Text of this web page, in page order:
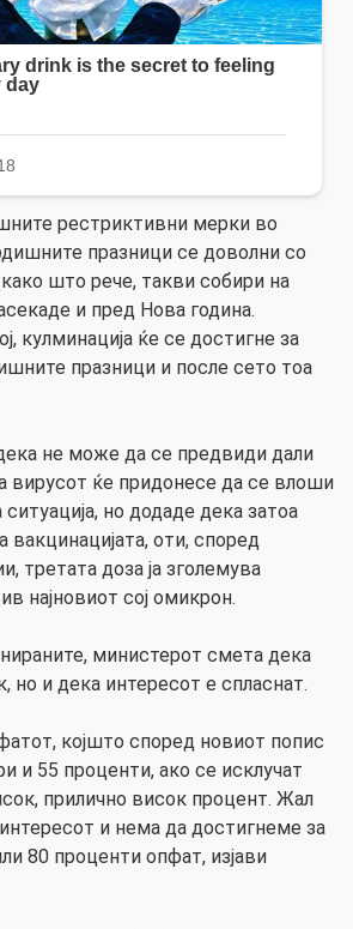
рестриктивни мерки во
празници се доволни со
што рече, такви собири на
и пред Нова година.
кулминација ќе се достигне за
празници и после сето тоа
не може да се предвиди дали
вирусот ќе придонесе да се влоши
но додаде дека затоа
вакцинацијата, оти, според
третата доза ја зголемува
најновиот сој омикрон.
министерот смета дека
но и дека интересот е спласнат.
којшто според новиот попис
и 55 проценти, ако се исклучат
прилично висок процент. Жал
и нема да достигнеме за
80 проценти опфат, изјави